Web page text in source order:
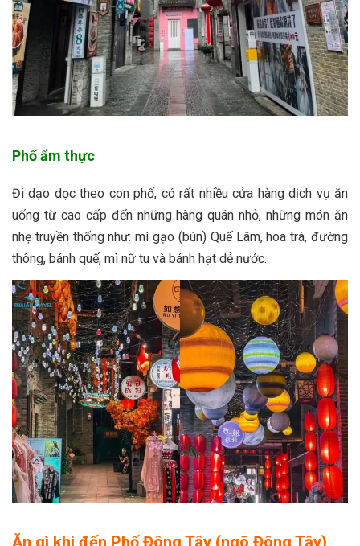
Phố ẩm thực
Đi dạo dọc theo con phố, có rất nhiều cửa hàng dịch vụ ăn
uống từ cao cấp đến những hàng quán nhỏ, những món ăn
nhẹ truyền thống như: mì gạo (bún) Quế Lâm, hoa trà, đường
thông, bánh quế, mì nữ tu và bánh hạt dẻ nước.